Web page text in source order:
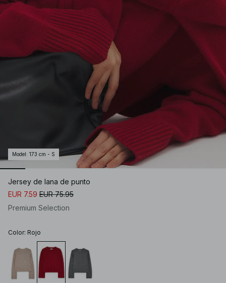
Model : 173 cm - S
Jersey de lana de punto
EUR 7.59 EUR 75.95
Premium Selection
Color: Rojo